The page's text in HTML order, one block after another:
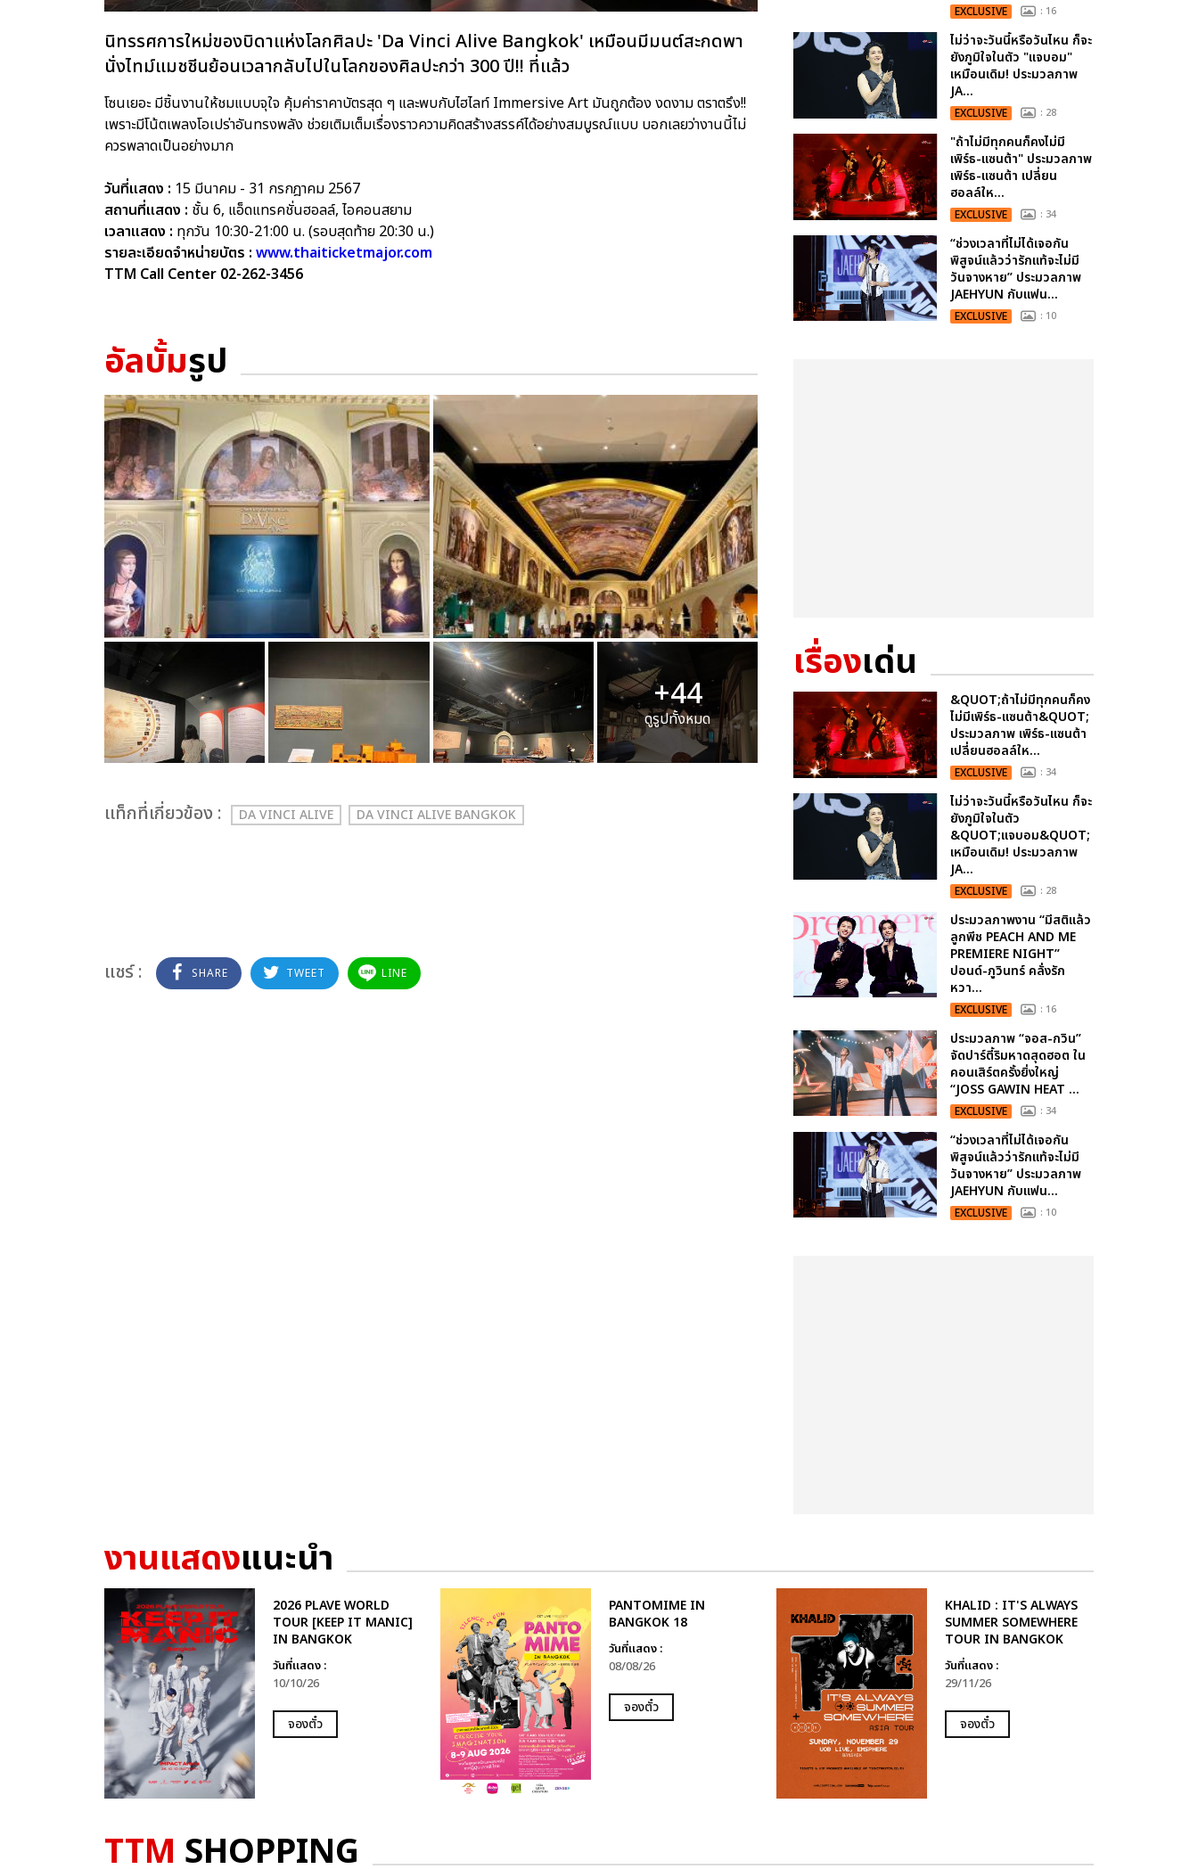
นิทรรศการใหม่ของบิดาแห่งโลกศิลปะ 'Da Vinci Alive Bangkok' เหมือนมีมนต์สะกดพา
นั่งไทม์แมชชีนย้อนเวลากลับไปในโลกของศิลปะกว่า 300 ปี!! ที่แล้ว
โซนเยอะ มีชิ้นงานให้ชมแบบจุใจ คุ้มค่าราคาบัตรสุด ๆ และพบกับไฮไลท์ Immersive Art มันถูกต้อง งดงาม ตราตรึง!!
เพราะมีโน้ตเพลงโอเปร่าอันทรงพลัง ช่วยเติมเต็มเรื่องราวความคิดสร้างสรรค์ได้อย่างสมบูรณ์แบบ บอกเลยว่างานนี้ไม่
ควรพลาดเป็นอย่างมาก
วันที่แสดง : 15 มีนาคม - 31 กรกฎาคม 2567
สถานที่แสดง : ชั้น 6, แอ็ดแทรคชั่นฮอลล์, ไอคอนสยาม
เวลาแสดง : ทุกวัน 10:30-21:00 น. (รอบสุดท้าย 20:30 น.)
รายละเอียดจำหน่ายบัตร : www.thaiticketmajor.com
TTM Call Center 02-262-3456
อัลบั้มรูป
+44
ดูรูปทั้งหมด
เเท็กที่เกี่ยวข้อง : DA VINCI ALIVE DA VINCI ALIVE BANGKOK
แชร์ : SHARE TWEET LINE
EXCLUSIVE : 16
ไม่ว่าจะวันนี้หรือวันไหน ก็จะ
ยังภูมิใจในตัว "แจบอม"
เหมือนเดิม! ประมวลภาพ
JA...
EXCLUSIVE : 28
"ถ้าไม่มีทุกคนก็คงไม่มี
เพิร์ธ-แซนต้า" ประมวลภาพ
เพิร์ธ-แซนต้า เปลี่ยน
ฮอลล์ให...
EXCLUSIVE : 34
“ช่วงเวลาที่ไม่ได้เจอกัน
พิสูจน์แล้วว่ารักแท้จะไม่มี
วันจางหาย” ประมวลภาพ
JAEHYUN กับแฟน...
EXCLUSIVE : 10
เรื่องเด่น
&QUOT;ถ้าไม่มีทุกคนก็คง
ไม่มีเพิร์ธ-แซนต้า&QUOT;
ประมวลภาพ เพิร์ธ-แซนต้า
เปลี่ยนฮอลล์ให...
EXCLUSIVE : 34
ไม่ว่าจะวันนี้หรือวันไหน ก็จะ
ยังภูมิใจในตัว
&QUOT;แจบอม&QUOT;
เหมือนเดิม! ประมวลภาพ
JA...
EXCLUSIVE : 28
ประมวลภาพงาน “มีสติแล้ว
ลูกพีช PEACH AND ME
PREMIERE NIGHT”
ปอนด์-ภูวินทร์ คลั่งรัก
หวา...
EXCLUSIVE : 16
ประมวลภาพ “จอส-กวิน”
จัดปาร์ตี้ริมหาดสุดฮอต ใน
คอนเสิร์ตครั้งยิ่งใหญ่
“JOSS GAWIN HEAT ...
EXCLUSIVE : 34
“ช่วงเวลาที่ไม่ได้เจอกัน
พิสูจน์แล้วว่ารักแท้จะไม่มี
วันจางหาย” ประมวลภาพ
JAEHYUN กับแฟน...
EXCLUSIVE : 10
งานแสดงแนะนำ
2026 PLAVE WORLD
TOUR [KEEP IT MANIC]
IN BANGKOK
วันที่แสดง :
10/10/26
จองตั๋ว
PANTOMIME IN
BANGKOK 18
วันที่แสดง :
08/08/26
จองตั๋ว
KHALID : IT'S ALWAYS
SUMMER SOMEWHERE
TOUR IN BANGKOK
วันที่แสดง :
29/11/26
จองตั๋ว
TTM SHOPPING